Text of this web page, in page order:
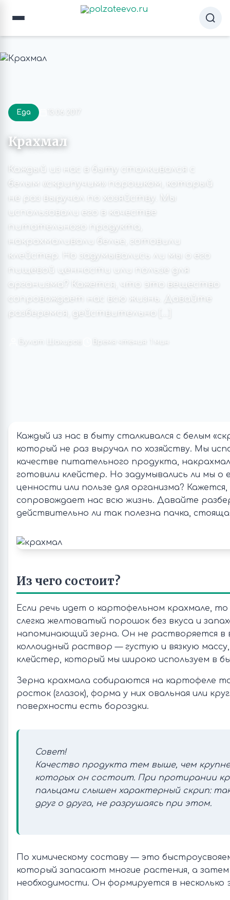
Еда 13.06.2017
Крахмал
Каждый из нас в быту сталкивался с
белым «скрипучим» порошком, который
не раз выручал по хозяйству. Мы
использовали его в качестве
питательного продукта,
накрахмаливали белье, готовили
клейстер. Но задумывались ли мы о его
пищевой ценности или пользе для
организма? Кажется, что это вещество
сопровождает нас всю жизнь. Давайте
разберемся, действительно […]
Булат Шакиров Время чтения: 1 мин
Каждый из нас в быту сталкивался с белым
который не раз выручал по хозяйству. Мы
качестве питательного продукта,
готовили клейстер. Но задумывались ли мы о
ценности или пользе для организма?
сопровождает нас всю жизнь. Давайте
действительно ли так полезна пачка,
Из чего состоит?
Если речь идет о картофельном крахмале,
слегка желтоватый порошок без вкуса и
напоминающий зерна. Он не растворяется в
коллоидный раствор — густую и вязкую
клейстер, который мы широко используем в
Зерна крахмала собираются на картофеле
росток (глазок), форма у них овальная или
поверхности есть бороздки.
Совет!
Качество продукта тем выше, чем
которых он состоит. При протирании
пальцами слышен характерный скрип:
друг о друга, не разрушаясь при этом.
По химическому составу — это
который запасают многие растения, а
необходимости. Он формируется в несколько